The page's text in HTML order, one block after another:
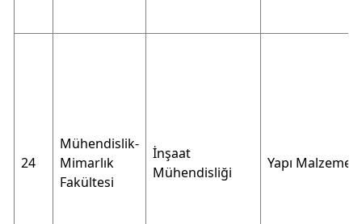
24
Mühendislik-
Mimarlık
Fakültesi
İnşaat
Mühendisliği
Yapı